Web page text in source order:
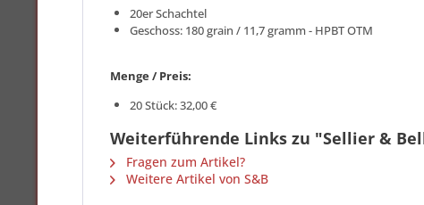
20er Schachtel
Geschoss: 180 grain / 11,7 gramm - HPBT OTM
Menge / Preis:
20 Stück: 32,00 €
Weiterführende Links zu "Sellier &
Fragen zum Artikel?
Weitere Artikel von S&B